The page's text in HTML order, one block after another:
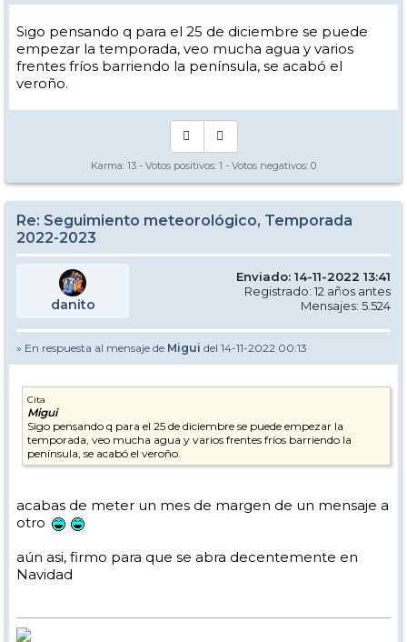
Sigo pensando q para el 25 de diciembre se puede
empezar la temporada, veo mucha agua y varios
frentes fríos barriendo la península, se acabó el
veroño.
Karma: 13 - Votos positivos: 1 - Votos negativos: 0
Re: Seguimiento meteorológico, Temporada
2022-2023
danito
Enviado: 14-11-2022 13:41
Registrado: 12 años antes
Mensajes: 5.524
» En respuesta al mensaje de Migui del 14-11-2022 00:13
Cita
Migui
Sigo pensando q para el 25 de diciembre se puede empezar la
temporada, veo mucha agua y varios frentes fríos barriendo la
península, se acabó el veroño.
acabas de meter un mes de margen de un mensaje a
otro
aún asi, firmo para que se abra decentemente en
Navidad